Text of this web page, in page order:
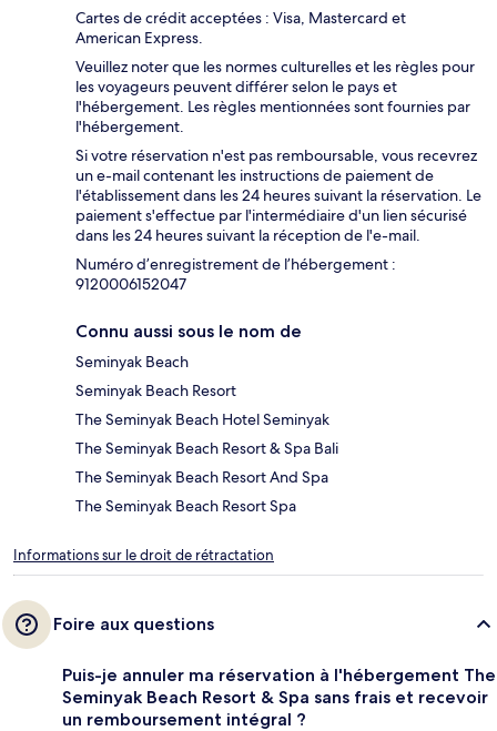
Cartes de crédit acceptées : Visa, Mastercard et
American Express.
Veuillez noter que les normes culturelles et les règles pour
les voyageurs peuvent différer selon le pays et
l'hébergement. Les règles mentionnées sont fournies par
l'hébergement.
Si votre réservation n'est pas remboursable, vous recevrez
un e-mail contenant les instructions de paiement de
l'établissement dans les 24 heures suivant la réservation. Le
paiement s'effectue par l'intermédiaire d'un lien sécurisé
dans les 24 heures suivant la réception de l'e-mail.
Numéro d’enregistrement de l’hébergement :
9120006152047
Connu aussi sous le nom de
Seminyak Beach
Seminyak Beach Resort
The Seminyak Beach Hotel Seminyak
The Seminyak Beach Resort & Spa Bali
The Seminyak Beach Resort And Spa
The Seminyak Beach Resort Spa
Informations sur le droit de rétractation
Foire aux questions
Puis-je annuler ma réservation à l'hébergement The
Seminyak Beach Resort & Spa sans frais et recevoir
un remboursement intégral ?